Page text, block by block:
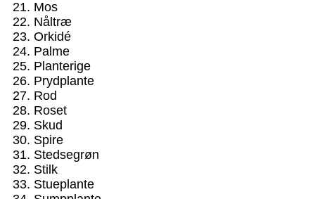
Mos
Nåltræ
Orkidé
Palme
Planterige
Prydplante
Rod
Roset
Skud
Spire
Stedsegrøn
Stilk
Stueplante